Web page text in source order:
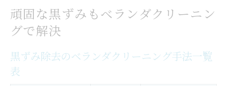
頑固な黒ずみもベランダクリーニン
グで解決
黒ずみ除去のベランダクリーニング手法一覧
表